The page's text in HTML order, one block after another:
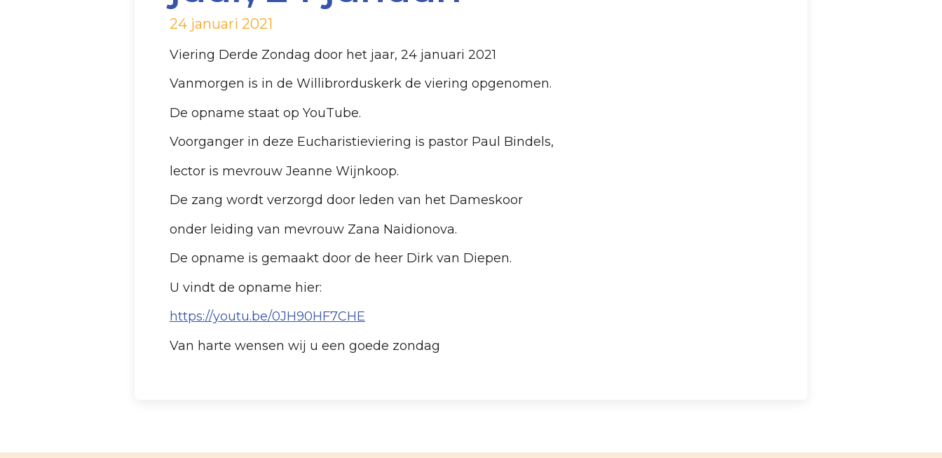
24 januari 2021
Viering Derde Zondag door het jaar, 24 januari 2021
Vanmorgen is in de Willibrorduskerk de viering opgenomen.
De opname staat op YouTube.
Voorganger in deze Eucharistieviering is pastor Paul Bindels,
lector is mevrouw Jeanne Wijnkoop.
De zang wordt verzorgd door leden van het Dameskoor
onder leiding van mevrouw Zana Naidionova.
De opname is gemaakt door de heer Dirk van Diepen.
U vindt de opname hier:
https://youtu.be/0JH90HF7CHE
Van harte wensen wij u een goede zondag